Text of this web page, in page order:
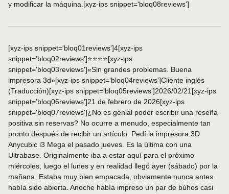
y modificar la máquina.[xyz-ips snippet='bloq08reviews']
[xyz-ips snippet='bloq01reviews']4[xyz-ips
snippet='bloq02reviews']⭐⭐⭐⭐[xyz-ips
snippet='bloq03reviews']«Sin grandes problemas. Buena
impresora 3d»[xyz-ips snippet='bloq04reviews']Cliente inglés
(Traducción)[xyz-ips snippet='bloq05reviews']2026/02/21[xyz-ips
snippet='bloq06reviews']21 de febrero de 2026[xyz-ips
snippet='bloq07reviews']¿No es genial poder escribir una reseña
positiva sin reservas? No ocurre a menudo, especialmente tan
pronto después de recibir un artículo. Pedí la impresora 3D
Anycubic i3 Mega el pasado jueves. Es la última con una
Ultrabase. Originalmente iba a estar aquí para el próximo
miércoles, luego el lunes y en realidad llegó ayer (sábado) por la
mañana. Estaba muy bien empacada, obviamente nunca antes
había sido abierta. Anoche había impreso un par de búhos casi